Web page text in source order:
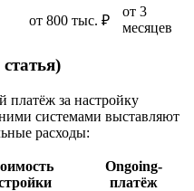
от 800 тыс. ₽
от 3
месяцев
платёж за настройку
системами выставляют
расходы:
Ongoing-
платёж